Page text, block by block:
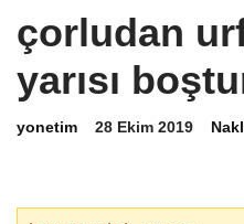
çorludan
yarısı
yonetim 28 Ekim 2019